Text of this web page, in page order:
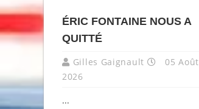
ÉRIC FONTAINE NOUS A
QUITTÉ
Gilles Gaignault
05 Août
2026
...